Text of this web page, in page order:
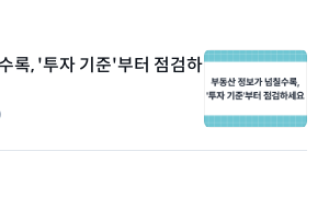
록, '투자 기준'부터 점검하